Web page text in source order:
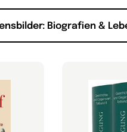
Biografien &